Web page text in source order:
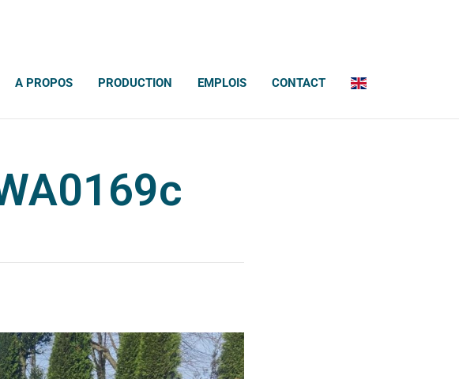
A PROPOS PRODUCTION EMPLOIS CONTACT